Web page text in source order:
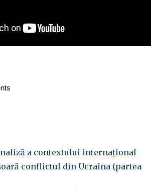
a contextului internațional
conflictul din Ucraina (partea